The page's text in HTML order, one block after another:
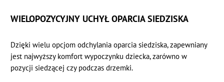
WIELOPOZYCYJNY UCHYŁ OPARCIA SIEDZISKA
Dzięki wielu opcjom odchylania oparcia siedziska, zapewniany
jest najwyższy komfort wypoczynku dziecka, zarówno w
pozycji siedzącej czy podczas drzemki.